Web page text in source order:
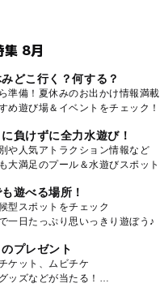
集 8月
どこ行く？何する？
準備！夏休みのお出かけ情報満載
め遊び場＆イベントをチェック！
負けずに全力水遊び！
や人気アトラクション情報など
大満足のプール＆水遊びスポット
遊べる場所！
型スポットをチェック
一日たっぷり思いっきり遊ぼう♪
プレゼント
ケット、ムビチケ
ッズなどが当たる！